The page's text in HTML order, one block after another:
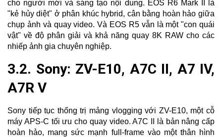
cho người mới và sáng tạo nội dung. EOS R6 Mark II là
"kẻ hủy diệt" ở phân khúc hybrid, cân bằng hoàn hảo giữa
chụp ảnh và quay video. Và EOS R5 vẫn là một "con quái
vật" về độ phân giải và khả năng quay 8K RAW cho các
nhiếp ảnh gia chuyên nghiệp.
3.2. Sony: ZV-E10, A7C II, A7 IV,
A7R V
Sony tiếp tục thống trị mảng vlogging với ZV-E10, một cỗ
máy APS-C tối ưu cho quay video. A7C II là bản nâng cấp
hoàn hảo, mang sức mạnh full-frame vào một thân hình